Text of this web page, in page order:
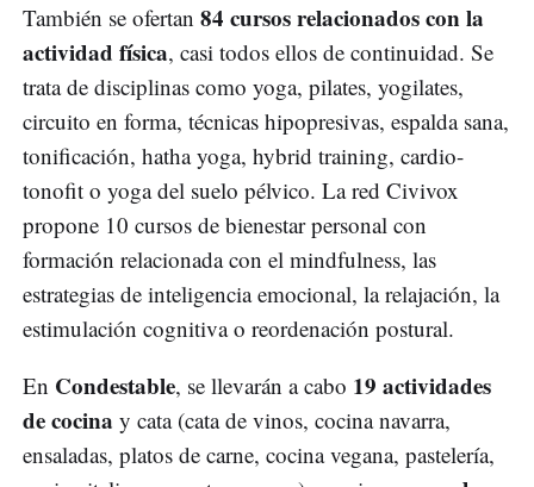
También se ofertan 84 cursos relacionados con la
actividad física, casi todos ellos de continuidad. Se
trata de disciplinas como yoga, pilates, yogilates,
circuito en forma, técnicas hipopresivas, espalda sana,
tonificación, hatha yoga, hybrid training, cardio-
tonofit o yoga del suelo pélvico. La red Civivox
propone 10 cursos de bienestar personal con
formación relacionada con el mindfulness, las
estrategias de inteligencia emocional, la relajación, la
estimulación cognitiva o reordenación postural.
En Condestable, se llevarán a cabo 19 actividades
de cocina y cata (cata de vinos, cocina navarra,
ensaladas, platos de carne, cocina vegana, pastelería,